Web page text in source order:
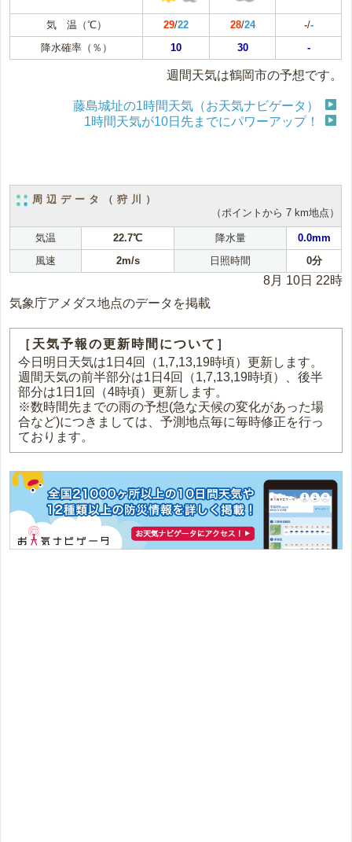
気 温（℃） 29/22 28/24 -/-
降水確率（％）
10 30 -
週間天気は鶴岡市の予想です。
藤島城址の1時間天気（お天気ナビゲータ）
1時間天気が10日先までにパワーアップ！
周辺データ（狩川）
（ポイントから 7 km地点）
気温 22.7℃ 降水量
0.0mm
風速
2m/s 日照時間 0分
8月 10日 22時
気象庁アメダス地点のデータを掲載
［天気予報の更新時間について］
今日明日天気は1日4回（1,7,13,19時頃）更新します。
週間天気の前半部分は1日4回（1,7,13,19時頃）、後半
部分は1日1回（4時頃）更新します。
※数時間先までの雨の予想(急な天候の変化があった場
合など)につきましては、予測地点毎に毎時修正を行っ
ております。